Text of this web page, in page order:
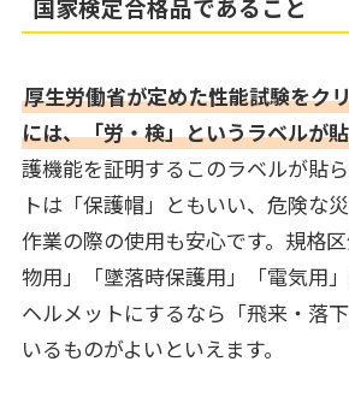
厚生労働省が定めた性能試験をク
には、「労・検」というラベルが
護機能を証明するこのラベルが貼
トは「保護帽」ともいい、危険な
作業の際の使用も安心です。規格
物用」「墜落時保護用」「電気用
ヘルメットにするなら「飛来・落
いるものがよいといえます。